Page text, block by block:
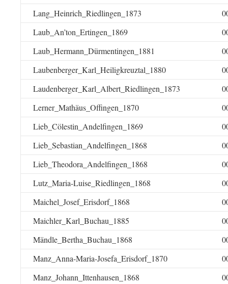
Lang_Heinrich_Riedlingen_1873
Laub_An’ton_Ertingen_1869
Laub_Hermann_Dürmentingen_1881
Laubenberger_Karl_Heiligkreuztal_1880
Laudenberger_Karl_Albert_Riedlingen_1873
Lerner_Mathäus_Offingen_1870
Lieb_Cölestin_Andelfingen_1869
Lieb_Sebastian_Andelfingen_1868
Lieb_Theodora_Andelfingen_1868
Lutz_Maria-Luise_Riedlingen_1868
Maichel_Josef_Erisdorf_1868
Maichler_Karl_Buchau_1885
Mändle_Bertha_Buchau_1868
Manz_Anna-Maria-Josefa_Erisdorf_1870
Manz_Johann_Ittenhausen_1868